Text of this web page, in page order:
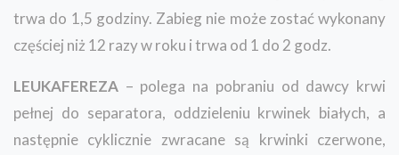
trwa do 1,5 godziny. Zabieg nie może zostać wykonany
częściej niż 12 razy w roku i trwa od 1 do 2 godz.
LEUKAFEREZA – polega na pobraniu od dawcy krwi
pełnej do separatora, oddzieleniu krwinek białych, a
następnie cyklicznie zwracane są krwinki czerwone,